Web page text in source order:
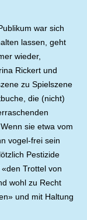
war sich
lassen, geht
wieder,
Rickert und
zu Spielszene
die (nicht)
sie etwa vom
vogel-frei sein
Pestizide
Trottel von
wohl zu Recht
und mit Haltung